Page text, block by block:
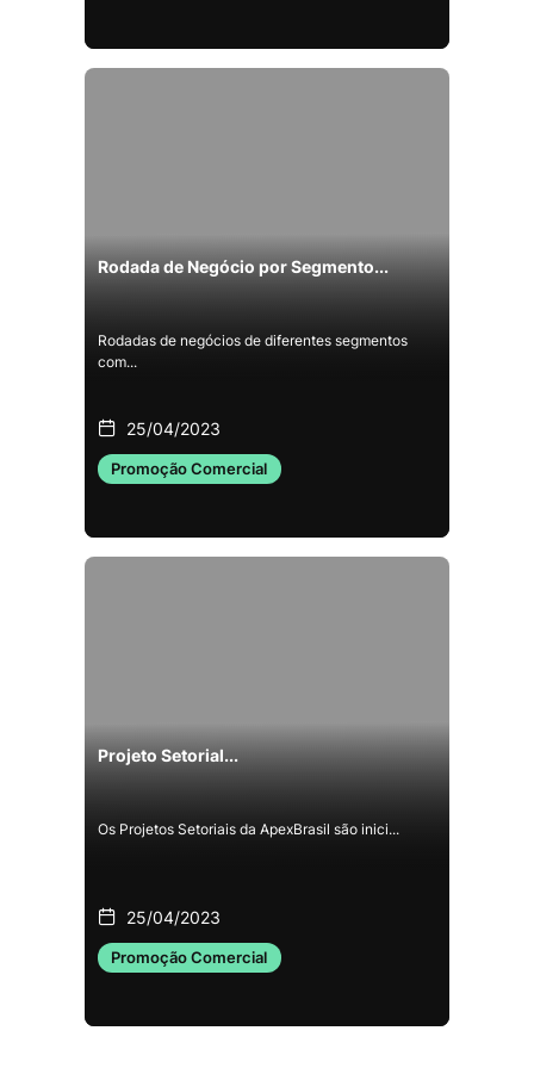
Rodada de Negócio por Segmento...
Rodadas de negócios de diferentes segmentos
com...
25/04/2023
Promoção Comercial
Projeto Setorial...
Os Projetos Setoriais da ApexBrasil são inici...
25/04/2023
Promoção Comercial